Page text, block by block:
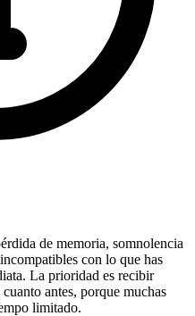
de memoria, somnolencia
con lo que has
La prioridad es recibir
antes, porque muchas
limitado.